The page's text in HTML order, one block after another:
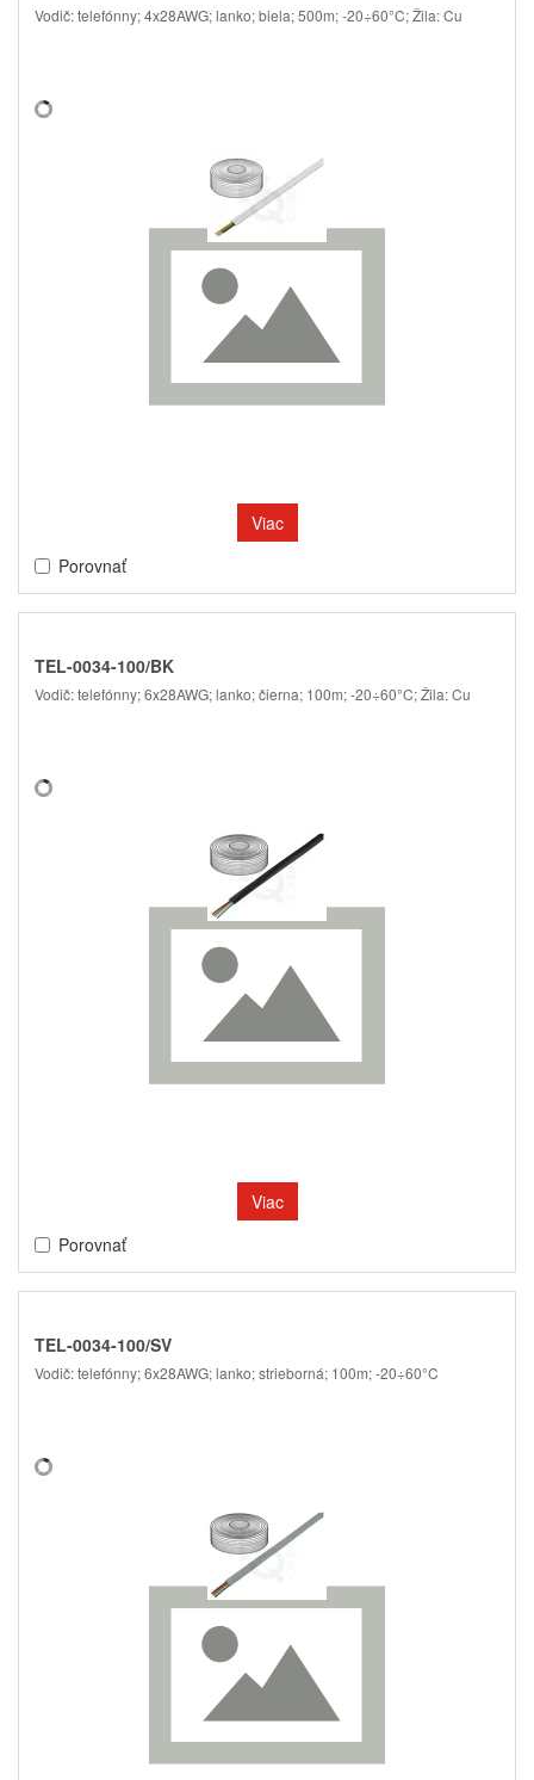
Vodič: telefónny; 4x28AWG; lanko; biela; 500m; -20÷60°C; Žila: Cu
Viac
Porovnať
TEL-0034-100/BK
Vodič: telefónny; 6x28AWG; lanko; čierna; 100m; -20÷60°C; Žila: Cu
Viac
Porovnať
TEL-0034-100/SV
Vodič: telefónny; 6x28AWG; lanko; strieborná; 100m; -20÷60°C